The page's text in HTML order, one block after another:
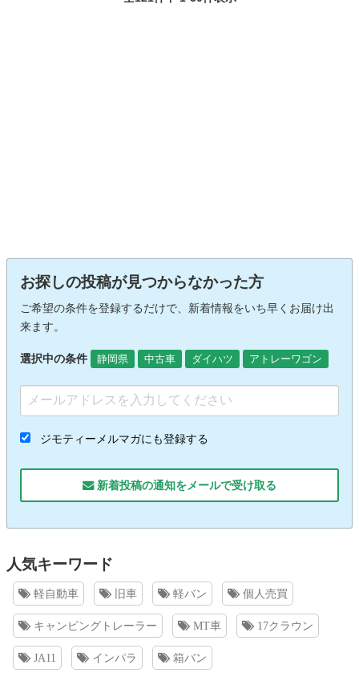
お探しの投稿が見つからなかった方
ご希望の条件を登録するだけで、新着情報をいち早くお届け出
来ます。
選択中の条件 静岡県 中古車 ダイハツ アトレーワゴン
ジモティーメルマガにも登録する
新着投稿の通知をメールで受け取る
人気キーワード
軽自動車 旧車 軽バン 個人売買
キャンピングトレーラー MT車 17クラウン
JA11 インパラ 箱バン